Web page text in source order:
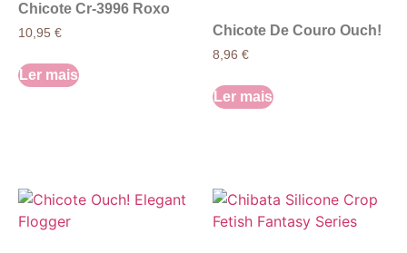
Chicote Cr-3996 Roxo
10,95 €
Ler mais
Chicote De Couro Ouch!
8,96 €
Ler mais